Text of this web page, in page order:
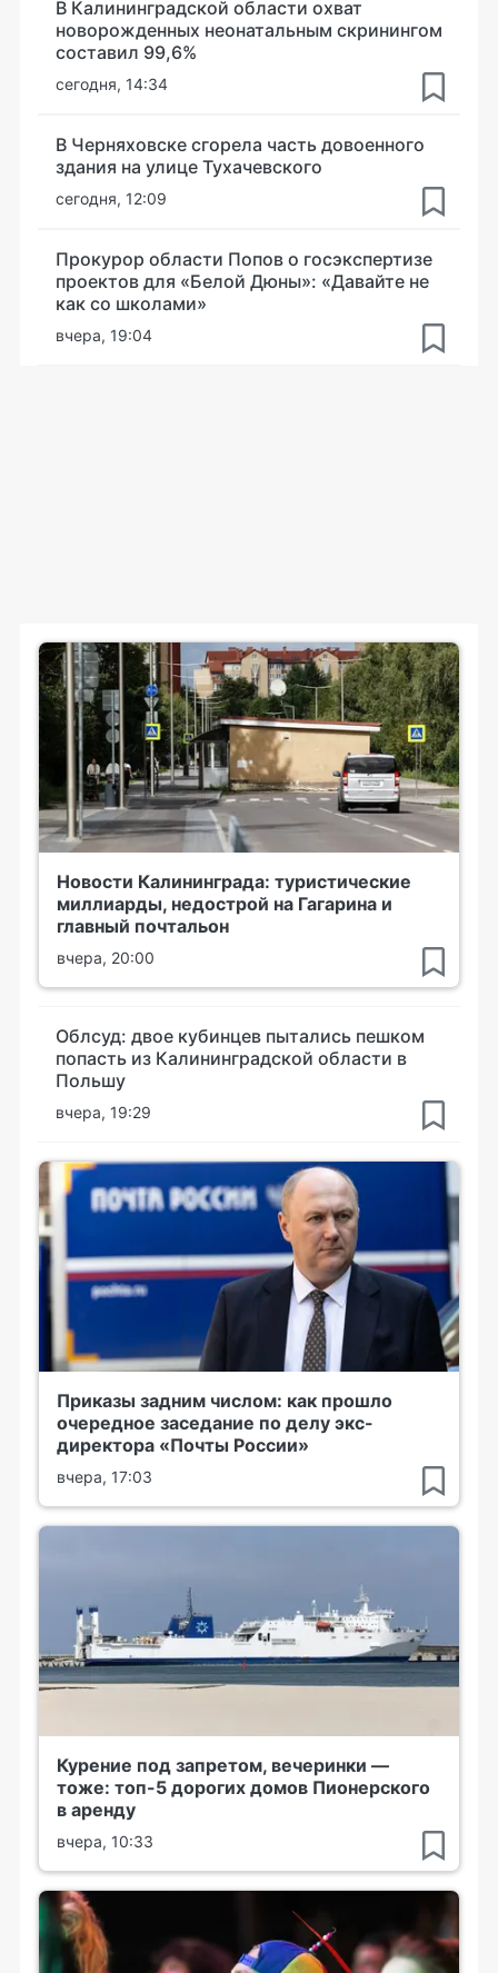
В Калининградской области охват
новорожденных неонатальным скринингом
составил 99,6%
сегодня, 14:34
В Черняховске сгорела часть довоенного
здания на улице Тухачевского
сегодня, 12:09
Прокурор области Попов о госэкспертизе
проектов для «Белой Дюны»: «Давайте не
как со школами»
вчера, 19:04
Новости Калининграда: туристические
миллиарды, недострой на Гагарина и
главный почтальон
вчера, 20:00
Облсуд: двое кубинцев пытались пешком
попасть из Калининградской области в
Польшу
вчера, 19:29
Приказы задним числом: как прошло
очередное заседание по делу экс-
директора «Почты России»
вчера, 17:03
Курение под запретом, вечеринки —
тоже: топ-5 дорогих домов Пионерского
в аренду
вчера, 10:33